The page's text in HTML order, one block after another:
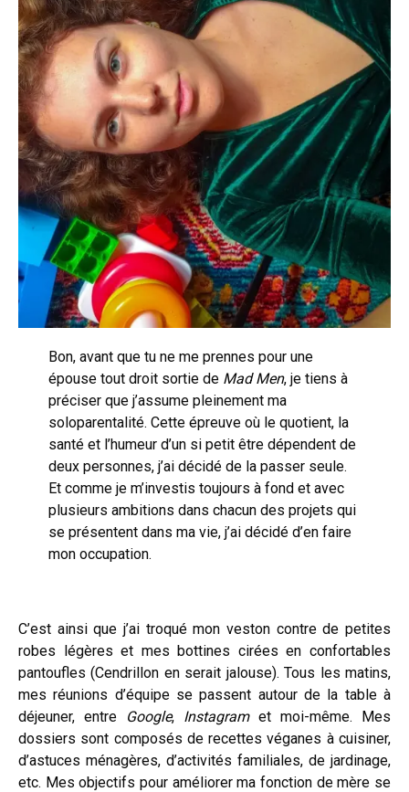
Bon, avant que tu ne me prennes pour une
épouse tout droit sortie de Mad Men, je tiens à
préciser que j’assume pleinement ma
soloparentalité. Cette épreuve où le quotient, la
santé et l’humeur d’un si petit être dépendent de
deux personnes, j’ai décidé de la passer seule.
Et comme je m’investis toujours à fond et avec
plusieurs ambitions dans chacun des projets qui
se présentent dans ma vie, j’ai décidé d’en faire
mon occupation.
C’est ainsi que j’ai troqué mon veston contre de petites
robes légères et mes bottines cirées en confortables
pantoufles (Cendrillon en serait jalouse). Tous les matins,
mes réunions d’équipe se passent autour de la table à
déjeuner, entre
Google, Instagramet moi-même. Mes
dossiers sont composés de recettes véganes à cuisiner,
d’astuces ménagères, d’activités familiales, de jardinage,
etc. Mes objectifs pour améliorer ma fonction de mère se